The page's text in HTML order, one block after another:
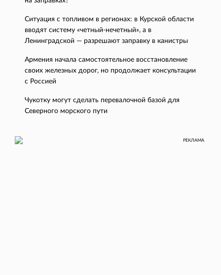
Ситуация с топливом в регионах: в Курской области
вводят систему «четный-нечетный», а в
Ленинградской — разрешают заправку в канистры
Армения начала самостоятельное восстановление
своих железных дорог, но продолжает консультации
с Россией
Чукотку могут сделать перевалочной базой для
Северного морского пути
РЕКЛАМА